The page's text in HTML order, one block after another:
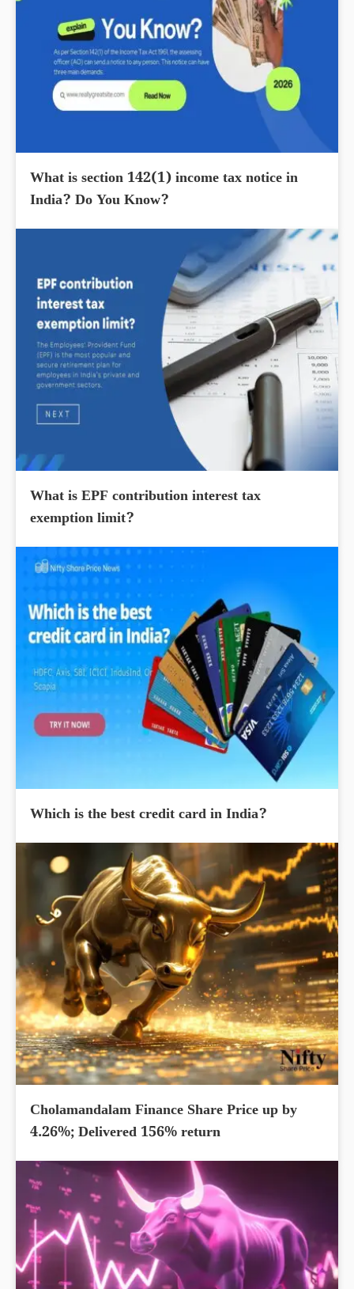
What is section 142(1) income tax notice in
India? Do You Know?
What is EPF contribution interest tax
exemption limit?
Which is the best credit card in India?
Cholamandalam Finance Share Price up by
4.26%; Delivered 156% return